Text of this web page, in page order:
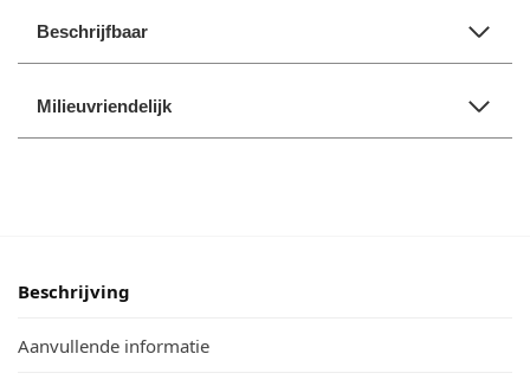
Beschrijfbaar
Milieuvriendelijk
Beschrijving
Aanvullende informatie